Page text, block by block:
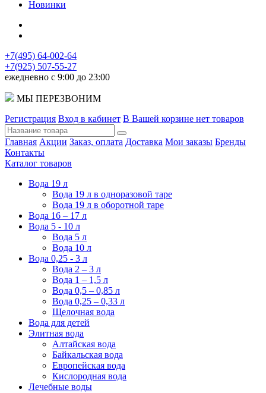
Новинки
+7(495) 64-002-64
+7(925) 507-55-27
ежедневно с 9:00 до 23:00
МЫ ПЕРЕЗВОНИМ
Регистрация Вход в кабинет В Вашей корзине нет товаров
Главная Акции Заказ, оплата Доставка Мои заказы Бренды
Контакты
Каталог товаров
Вода 19 л
Вода 19 л в одноразовой таре
Вода 19 л в оборотной таре
Вода 16 – 17 л
Вода 5 - 10 л
Вода 5 л
Вода 10 л
Вода 0,25 - 3 л
Вода 2 – 3 л
Вода 1 – 1,5 л
Вода 0,5 – 0,85 л
Вода 0,25 – 0,33 л
Щелочная вода
Вода для детей
Элитная вода
Алтайская вода
Байкальская вода
Европейская вода
Кислородная вода
Лечебные воды